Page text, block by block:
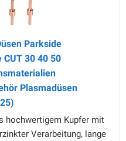
Parkside
30 40 50
Plasmadüsen
hochwertigem Kupfer mit
Verarbeitung, lange